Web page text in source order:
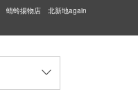
蜻蛉揚物店 北新地again